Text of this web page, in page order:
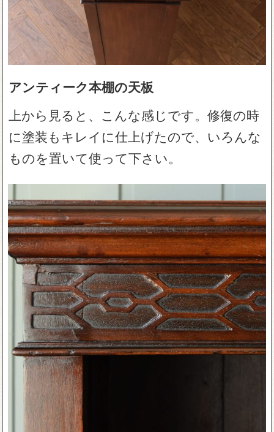
アンティーク本棚の天板
上から見ると、こんな感じです。修復の時
に塗装もキレイに仕上げたので、いろんな
ものを置いて使って下さい。